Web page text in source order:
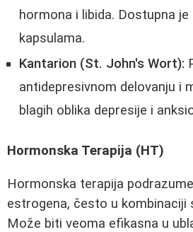
hormona i libida. Dostupna je
kapsulama.
Kantarion (St. John's Wort):
antidepresivnom delovanju i
blagih oblika depresije i
Hormonska Terapija (HT)
Hormonska terapija
estrogena, često u kombinaciji
Može biti veoma efikasna u